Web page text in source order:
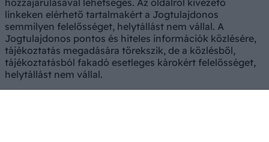
hozzájárulásával lehetséges. Az oldalról kivezető
linkeken elérhető tartalmakért a Jogtulajdonos
semmilyen felelősséget, helytállást nem vállal. A
Jogtulajdonos pontos és hiteles információk közlésére,
tájékoztatás megadására törekszik, de a közlésből,
tájékoztatásból fakadó esetleges károkért felelősséget,
helytállást nem vállal.